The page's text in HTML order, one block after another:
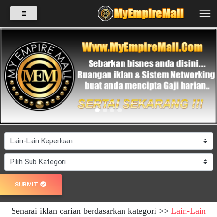
Previous Next
SUBMIT
Senarai iklan carian berdasarkan kategori >> Lain-Lain
SELECT
CATEGORY
PRODUK(0)
BABIES(0)
KESIHATAN(80)
PERNIAGAAN
RUNCIT(1)